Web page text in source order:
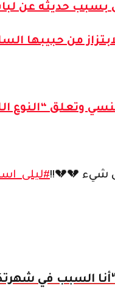
بسبب حديثه عن
من حبيبها
وتعلق “النوع
“أنا السبب في